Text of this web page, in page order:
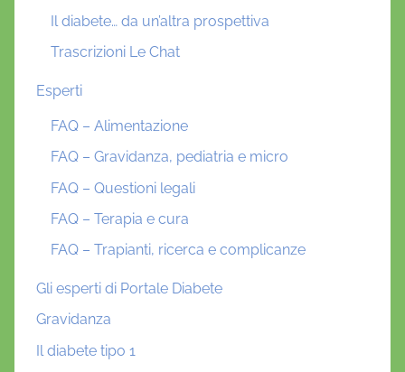
Il diabete… da un’altra prospettiva
Trascrizioni Le Chat
Esperti
FAQ – Alimentazione
FAQ – Gravidanza, pediatria e micro
FAQ – Questioni legali
FAQ – Terapia e cura
FAQ – Trapianti, ricerca e complicanze
Gli esperti di Portale Diabete
Gravidanza
Il diabete tipo 1